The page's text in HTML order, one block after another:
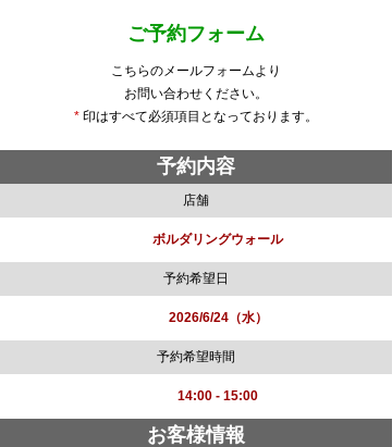
ご予約フォーム
こちらのメールフォームより
お問い合わせください。
* 印はすべて必須項目となっております。
予約内容
店舗
ボルダリングウォール
予約希望日
2026/6/24（水）
予約希望時間
14:00 - 15:00
お客様情報